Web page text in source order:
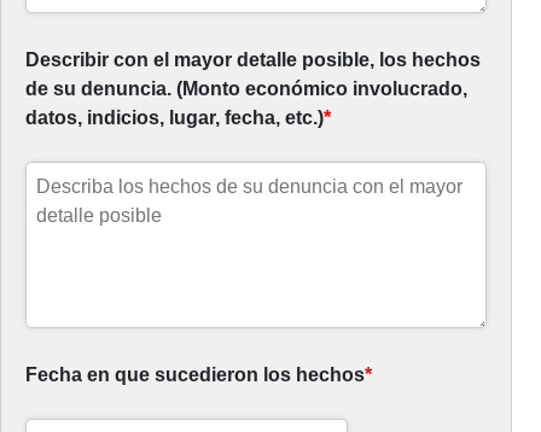
Describir con el mayor detalle posible, los hechos
de su denuncia. (Monto económico involucrado,
datos, indicios, lugar, fecha, etc.)*
Fecha en que sucedieron los hechos*